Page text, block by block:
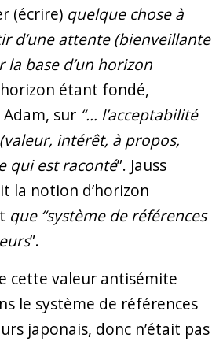
(écrire) quelque chose à
d’une attente (bienveillante
la base d’un horizon
horizon étant fondé,
sur “… l’acceptabilité
intérêt, à propos,
qui est raconté”. Jauss
la notion d’horizon
que “système de références
”.
cette valeur antisémite
le système de références
japonais, donc n’était pas